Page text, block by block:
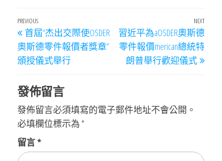
文
章
導
Previous
Post
PREVIOUS
首屆“杰出交際使OSDER
奧斯德零件報價者獎章”
頒授儀式舉行
Next
Post
NEXT
習近平為aOSDER奧斯德
零件報價merican總統特
朗普舉行歡迎儀式
發佈留言
發佈留言必須填寫的電子郵件地址不會公開。
必填欄位標示為 *
留言*